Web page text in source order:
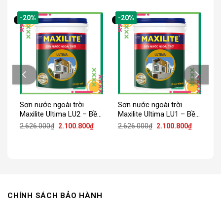
-20%
Sơn nước ngoài trời
Maxilite Ultima LU2 – Bề
mặt mờ
2.626.000₫ Giá
2.100.800₫Giá
hiện
-20%
Sơn nước ngoài trời
Maxilite Ultima LU1 – Bề
mặt bóng
2.626.000₫ Giá
2.100.800₫Giá
hiện
CHÍNH SÁCH BẢO HÀNH